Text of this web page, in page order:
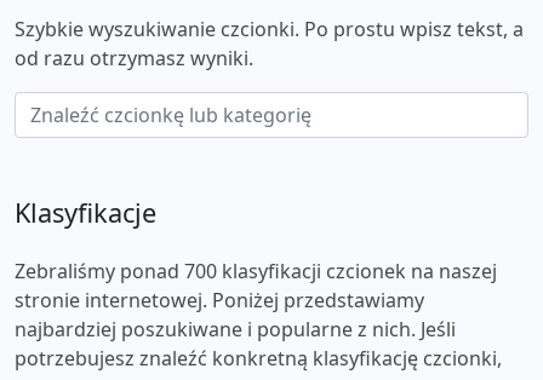
Szybkie wyszukiwanie czcionki. Po prostu wpisz tekst, a
od razu otrzymasz wyniki.
Klasyfikacje
Zebraliśmy ponad 700 klasyfikacji czcionek na naszej
stronie internetowej. Poniżej przedstawiamy
najbardziej poszukiwane i popularne z nich. Jeśli
potrzebujesz znaleźć konkretną klasyfikację czcionki,